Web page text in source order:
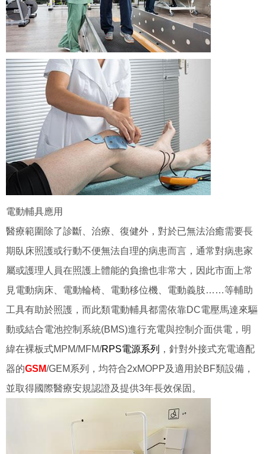
電動輔具應用
醫療範圍除了診斷、治療、復健外，對於已無法治癒需要長
期臥床照護或行動不便無法自理的病患而言，通常對病患家
屬或護理人員在照護上體能的負擔也非常大，因此市面上常
見電動病床、電動輪椅、電動移位機、電動義肢……等輔助
工具有助於照護，而此類電動輔具都需依靠DC電壓馬達來驅
動或結合電池控制系統(BMS)進行充電與控制介面供電，明
緯在裸板式MPM/MFM/RPS電源系列
，針對外接式充電適配
器的GSM/GEM系列，均符合2xMOPP及適用於BF類設備，
並取得國際醫療安規認證及提供3年長效保固。